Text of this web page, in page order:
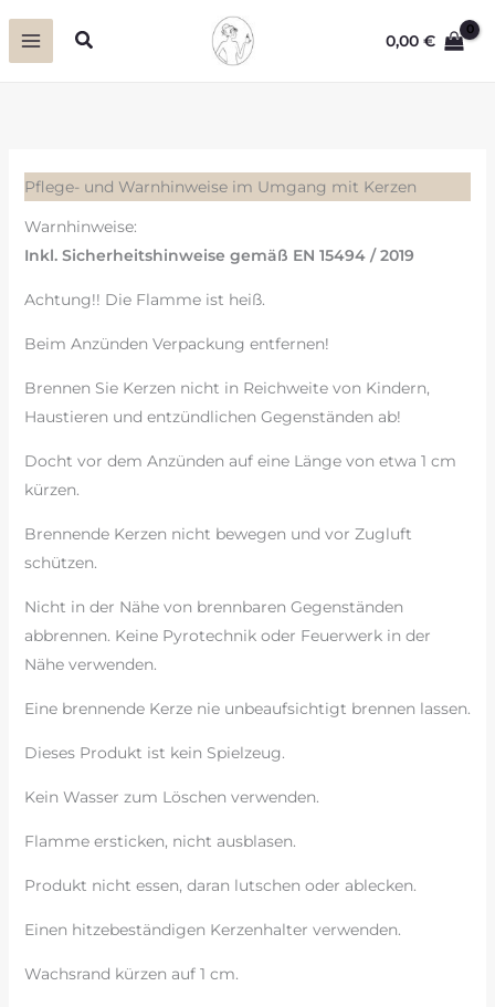
Inhalt
Suchen 0,00€
Pflege- und Warnhinweise im Umgang mit Kerzen
Warnhinweise:
Inkl. Sicherheitshinweise gemäß EN 15494 / 2019
Achtung!! Die Flamme ist heiß.
Beim Anzünden Verpackung entfernen!
Brennen Sie Kerzen nicht in Reichweite von Kindern,
Haustieren und entzündlichen Gegenständen ab!
Docht vor dem Anzünden auf eine Länge von etwa 1 cm
kürzen.
Brennende Kerzen nicht bewegen und vor Zugluft
schützen.
Nicht in der Nähe von brennbaren Gegenständen
abbrennen. Keine Pyrotechnik oder Feuerwerk in der
Nähe verwenden.
Eine brennende Kerze nie unbeaufsichtigt brennen lassen.
Dieses Produkt ist kein Spielzeug.
Kein Wasser zum Löschen verwenden.
Flamme ersticken, nicht ausblasen.
Produkt nicht essen, daran lutschen oder ablecken.
Einen hitzebeständigen Kerzenhalter verwenden.
Wachsrand kürzen auf 1 cm.